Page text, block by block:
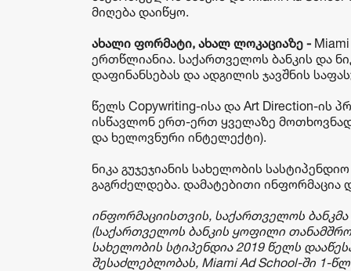
მიღება დაიწყო.
ახალი ფორმატი, ახალ ლოკაციაზე -
ერთწლიანია. საქართველოს ბანკის და
დაფინანსებას და ადგილის ჯავშნის
წელს Copywriting-ისა და Art Direction-ის
ისწავლონ ერთ-ერთ ყველაზე მოთხოვნად
და ხელოვნური ინტელექტი).
ნიკა გუჯეჯიანის სახელობის
გაგრძელდება. დამატებითი ინფორმაცია
ინფორმაციისთვის, საქართველოს ბანკმა
(საქართველოს ბანკის ყოფილი
სახელობის სტიპენდია2019 წელს
შესაძლებლობას, Miami Ad School-ში 1-